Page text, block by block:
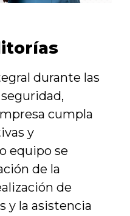
durante las
cumpla
y
equipo se
de la
de
y la asistencia